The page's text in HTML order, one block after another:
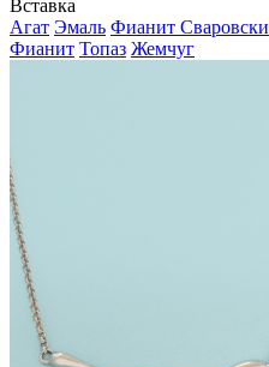
Вставка
Агат Эмаль Фианит Сваровски
Фианит Топаз Жемчуг